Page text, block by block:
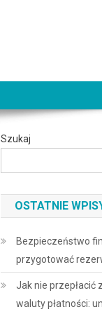
Szukaj
OSTATNIE
Bezpieczeństwo
przygotować
Jak nie przepłacić
waluty płatności: